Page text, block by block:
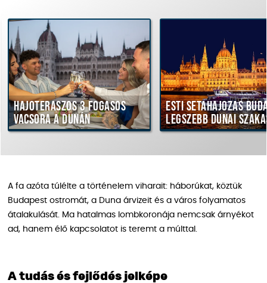
3 fogásos
a Dunán
Esti sétahajózás
legszebb dunai
A fa azóta túlélte a történelem viharait: háborúkat, köztük
Budapest ostromát, a Duna árvizeit és a város folyamatos
átalakulását. Ma hatalmas lombkoronája nemcsak árnyékot
ad, hanem élő kapcsolatot is teremt a múlttal.
A tudás és fejlődés jelképe